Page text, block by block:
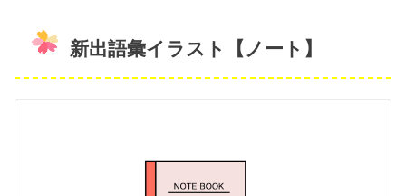
新出語彙イラスト【ノート】